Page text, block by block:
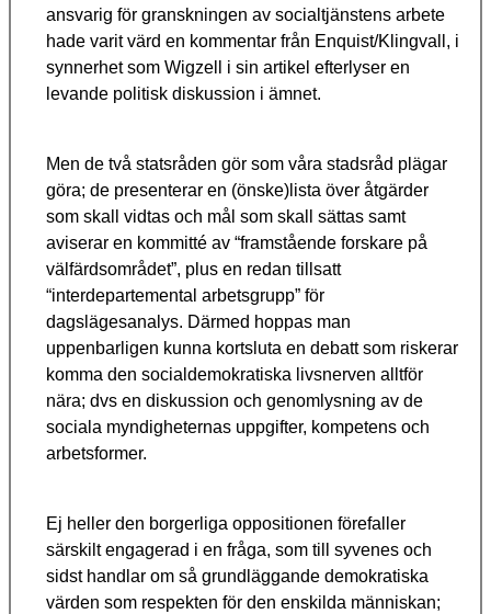
ansvarig för granskningen av socialtjänstens arbete
hade varit värd en kommentar från Enquist/Klingvall, i
synnerhet som Wigzell i sin artikel efterlyser en
levande politisk diskussion i ämnet.
Men de två statsråden gör som våra stadsråd plägar
göra; de presenterar en (önske)lista över åtgärder
som skall vidtas och mål som skall sättas samt
aviserar en kommitté av “framstående forskare på
välfärdsområdet”, plus en redan tillsatt
“interdepartemental arbetsgrupp” för
dagslägesanalys. Därmed hoppas man
uppenbarligen kunna kortsluta en debatt som riskerar
komma den socialdemokratiska livsnerven alltför
nära; dvs en diskussion och genomlysning av de
sociala myndigheternas uppgifter, kompetens och
arbetsformer.
Ej heller den borgerliga oppositionen förefaller
särskilt engagerad i en fråga, som till syvenes och
sidst handlar om så grundläggande demokratiska
värden som respekten för den enskilda människan;